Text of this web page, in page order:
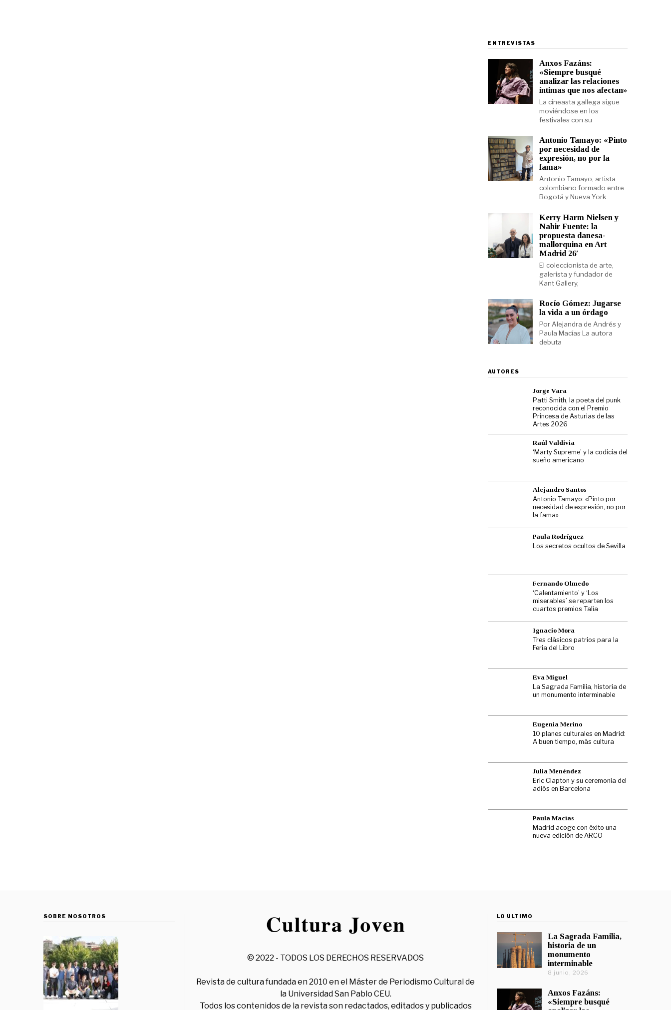
ENTREVISTAS
Anxos Fazáns:
«Siempre busqué
analizar las relaciones
íntimas que nos afectan»
La cineasta gallega sigue
moviéndose en los
festivales con su
Antonio Tamayo: «Pinto
por necesidad de
expresión, no por la
fama»
Antonio Tamayo, artista
colombiano formado entre
Bogotá y Nueva York
Kerry Harm Nielsen y
Nahir Fuente: la
propuesta danesa-
mallorquina en Art
Madrid 26′
El coleccionista de arte,
galerista y fundador de
Kant Gallery,
Rocío Gómez: Jugarse
la vida a un órdago
Por Alejandra de Andrés y
Paula Macías La autora
debuta
AUTORES
Jorge Vara
Patti Smith, la poeta del punk
reconocida con el Premio
Princesa de Asturias de las
Artes 2026
Raúl Valdivia
‘Marty Supreme’ y la codicia del
sueño americano
Alejandro Santos
Antonio Tamayo: «Pinto por
necesidad de expresión, no por
la fama»
Paula Rodríguez
Los secretos ocultos de Sevilla
Fernando Olmedo
‘Calentamiento’ y ‘Los
miserables’ se reparten los
cuartos premios Talía
Ignacio Mora
Tres clásicos patrios para la
Feria del Libro
Eva Miguel
La Sagrada Familia, historia de
un monumento interminable
Eugenia Merino
10 planes culturales en Madrid:
A buen tiempo, más cultura
Julia Menéndez
Eric Clapton y su ceremonia del
adiós en Barcelona
Paula Macías
Madrid acoge con éxito una
nueva edición de ARCO
SOBRE NOSOTROS
© 2022 - TODOS LOS DERECHOS RESERVADOS
Revista de cultura fundada en 2010 en el Máster de Periodismo Cultural de
la Universidad San Pablo CEU.
Todos los contenidos de la revista son redactados, editados y publicados
LO ÚLTIMO
La Sagrada Familia,
historia de un
monumento
interminable
8 junio, 2026
Anxos Fazáns:
«Siempre busqué